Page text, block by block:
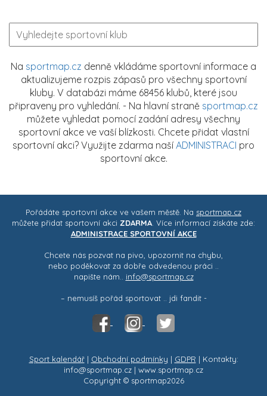
Na sportmap.cz denně vkládáme sportovní informace a
aktualizujeme rozpis zápasů pro všechny sportovní
kluby. V databázi máme 68456 klubů, které jsou
připraveny pro vyhledání. - Na hlavní straně sportmap.cz
můžete vyhledat pomocí zadání adresy všechny
sportovní akce ve vaší blízkosti. Chcete přidat vlastní
sportovní akci? Využijte zdarma naší ADMINISTRACI pro
sportovní akce.
Pořádáte sportovní akce ve vašem městě. Na sportmap.cz
můžete přidat sportovní akci ZDARMA . Více informací získáte zde:
ADMINISTRACE SPORTOVNÍ AKCE
Chcete nás pozvat na pivo, upozornit na chybu,
nebo poděkovat za dobře odvedenou práci ..
napište nám.. info@sportmap.cz
– nemusíš pořád sportovat .. jdi fandit -
Sport kalendář| Obchodní podmínky | GDPR | Kontakty:
info@sportmap.cz | www.sportmap.cz
Copyright © sportmap2026